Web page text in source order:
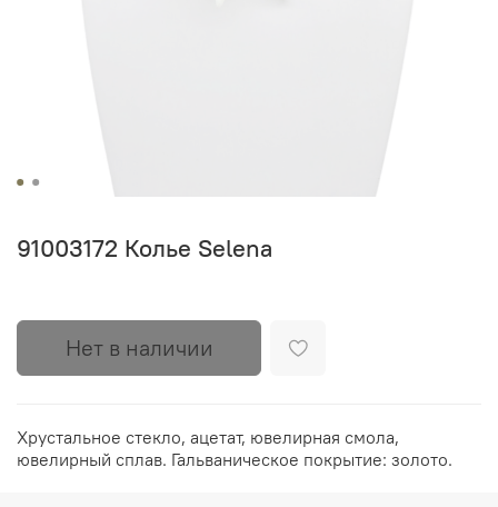
91003172 Колье Selena
Нет в наличии
Хрустальное стекло, ацетат, ювелирная смола,
ювелирный сплав. Гальваническое покрытие: золото.